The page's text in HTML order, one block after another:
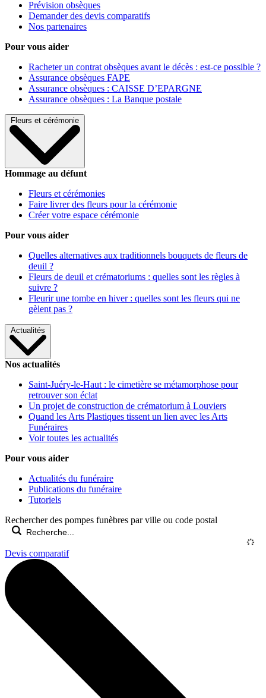
Prévision obsèques
Demander des devis comparatifs
Nos partenaires
Pour vous aider
Racheter un contrat obsèques avant le décès : est-ce possible ?
Assurance obsèques FAPE
Assurance obsèques : CAISSE D’EPARGNE
Assurance obsèques : La Banque postale
Fleurs et cérémonie
Hommage au défunt
Fleurs et cérémonies
Faire livrer des fleurs pour la cérémonie
Créer votre espace cérémonie
Pour vous aider
Quelles alternatives aux traditionnels bouquets de fleurs de
deuil ?
Fleurs de deuil et crématoriums : quelles sont les règles à
suivre ?
Fleurir une tombe en hiver : quelles sont les fleurs qui ne
gèlent pas ?
Actualités
Nos actualités
Saint-Juéry-le-Haut : le cimetière se métamorphose pour
retrouver son éclat
Un projet de construction de crématorium à Louviers
Quand les Arts Plastiques tissent un lien avec les Arts
Funéraires
Voir toutes les actualités
Pour vous aider
Actualités du funéraire
Publications du funéraire
Tutoriels
Rechercher des pompes funèbres par ville ou code postal
Devis comparatif